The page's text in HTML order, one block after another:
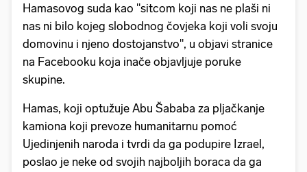
Hamasovog suda kao "sitcom koji nas ne plaši ni
nas ni bilo kojeg slobodnog čovjeka koji voli svoju
domovinu i njeno dostojanstvo", u objavi stranice
na Facebooku koja inače objavljuje poruke
skupine.
Hamas, koji optužuje Abu Šababa za pljačkanje
kamiona koji prevoze humanitarnu pomoć
Ujedinjenih naroda i tvrdi da ga podupire Izrael,
poslao je neke od svojih najboljih boraca da ga